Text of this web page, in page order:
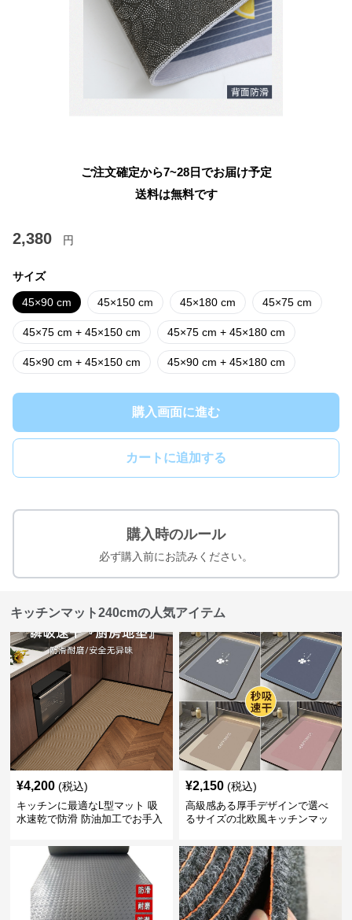
ご注文確定から7~28日でお届け予定
送料は無料です
2,380 円
サイズ
45×90 cm 45×150 cm 45×180 cm 45×75 cm
45×75 cm + 45×150 cm 45×75 cm + 45×180 cm
45×90 cm + 45×150 cm 45×90 cm + 45×180 cm
購入画面に進む
カートに追加する
購入時のルール
必ず購入前にお読みください。
キッチンマット240cmの人気アイテム
¥4,200 (税込)
キッチンに最適なL型マット 吸
水速乾で防滑 防油加工でお手入
¥2,150 (税込)
高級感ある厚手デザインで選べ
るサイズの北欧風キッチンマッ